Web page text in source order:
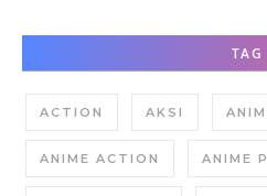
TAG
ACTION AKSI
ANIME ACTION ANIME